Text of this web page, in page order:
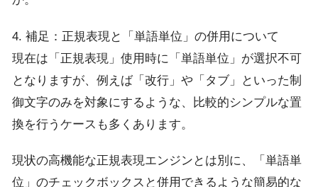
4. 補足：正規表現と「単語単位」の併用について
現在は「正規表現」使用時に「単語単位」が選択不可
となりますが、例えば「改行」や「タブ」といった制
御文字のみを対象にするような、比較的シンプルな置
換を行うケースも多くあります。
現状の高機能な正規表現エンジンとは別に、「単語単
位」のチェックボックスと併用できるような簡易的な